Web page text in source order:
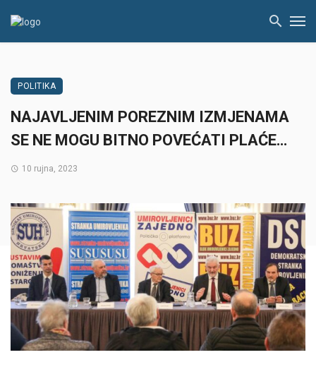
POLITIKA
NAJAVLJENIM POREZNIM IZMJENAMA
SE NE MOGU BITNO POVEĆATI PLAĆE…
10 rujna, 2023